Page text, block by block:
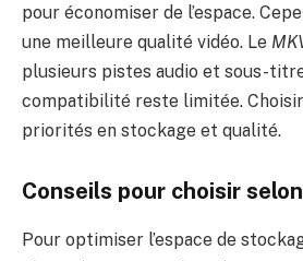
pour économiser de l’espace.
une meilleure qualité vidéo. Le
plusieurs pistes audio et sous-
compatibilité reste limitée.
priorités en stockage et qualité.
Conseils pour choisir
Pour optimiser l’espace de